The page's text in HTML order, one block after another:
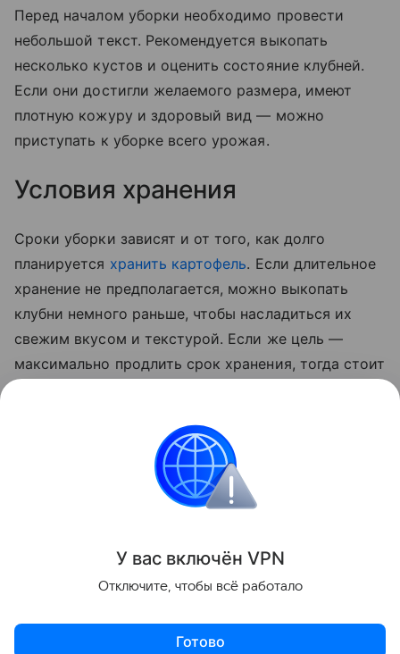
Перед началом уборки необходимо провести
небольшой текст. Рекомендуется выкопать
несколько кустов и оценить состояние клубней.
Если они достигли желаемого размера, имеют
плотную кожуру и здоровый вид — можно
приступать к уборке всего урожая.
Условия хранения
Сроки уборки зависят и от того, как долго
планируется хранить картофель. Если длительное
хранение не предполагается, можно выкопать
клубни немного раньше, чтобы насладиться их
свежим вкусом и текстурой. Если же цель —
максимально продлить срок хранения, тогда стоит
сохраняя свои питательные свойства в течение
У вас включён VPN
Отключите, чтобы всё работало
Готово